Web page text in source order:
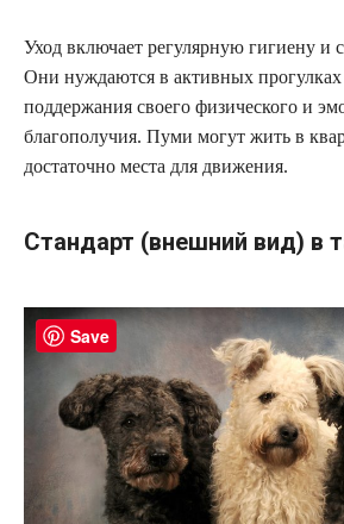
Уход включает регулярную гигиену и
Они нуждаются в активных прогулках
поддержания своего физического и
благополучия. Пуми могут жить в
достаточно места для движения.
Стандарт (внешний вид) в
Save